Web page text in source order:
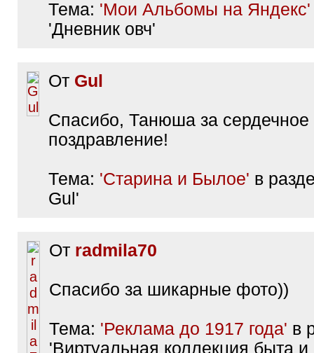
Тема: 'Мои Альбомы на Яндекс'
'Дневник овч'
От Gul
Спасибо, Танюша за сердечное
поздравление!
Тема: 'Старина и Былое' в
Gul'
От radmila70
Спасибо за шикарные фото))
Тема: 'Реклама до 1917 года' в
'Виртуальная коллекция быта